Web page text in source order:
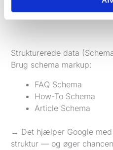
udvælge dine sider.
Strukturerede data
Brug schema markup:
FAQ Schema
How-To Schema
Article Schema
→ Det hjælper Google
struktur — og øger